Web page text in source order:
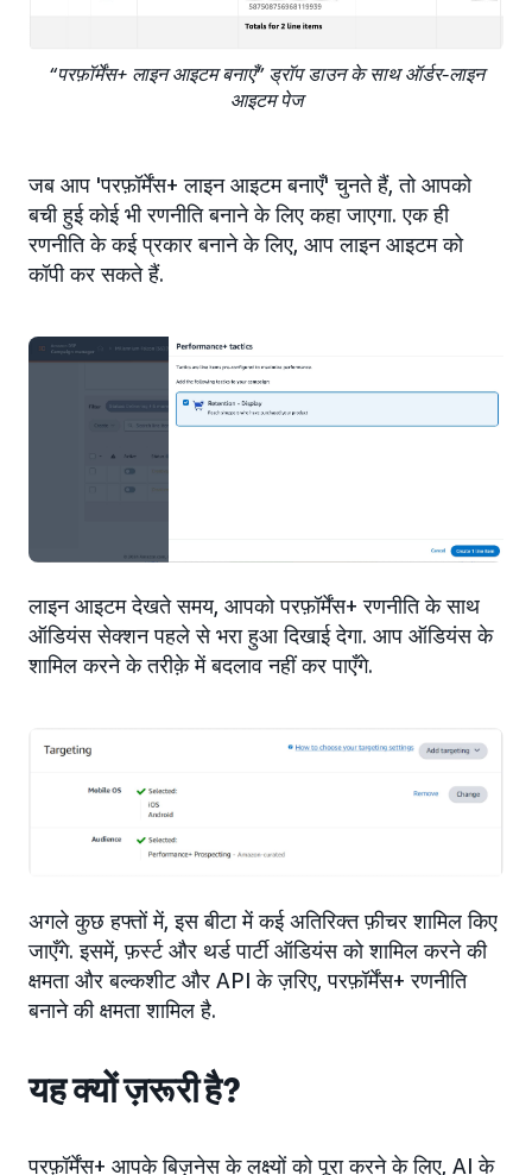
“परफ़ॉर्मेंस+ लाइन आइटम बनाएँ” ड्रॉप डाउन के साथ ऑर्डर-लाइन
आइटम पेज
जब आप 'परफ़ॉर्मेंस+ लाइन आइटम बनाएँ' चुनते हैं, तो आपको
बची हुई कोई भी रणनीति बनाने के लिए कहा जाएगा. एक ही
रणनीति के कई प्रकार बनाने के लिए, आप लाइन आइटम को
कॉपी कर सकते हैं.
लाइन आइटम देखते समय, आपको परफ़ॉर्मेंस+ रणनीति के साथ
ऑडियंस सेक्शन पहले से भरा हुआ दिखाई देगा. आप ऑडियंस के
शामिल करने के तरीक़े में बदलाव नहीं कर पाएँगे.
अगले कुछ हफ्तों में, इस बीटा में कई अतिरिक्त फ़ीचर शामिल किए
जाएँगे. इसमें, फ़र्स्ट और थर्ड पार्टी ऑडियंस को शामिल करने की
क्षमता और बल्कशीट और API के ज़रिए, परफ़ॉर्मेंस+ रणनीति
बनाने की क्षमता शामिल है.
यह क्यों ज़रूरी है?
परफ़ॉर्मेंस+ आपके बिज़नेस के लक्ष्यों को पूरा करने के लिए, AI के